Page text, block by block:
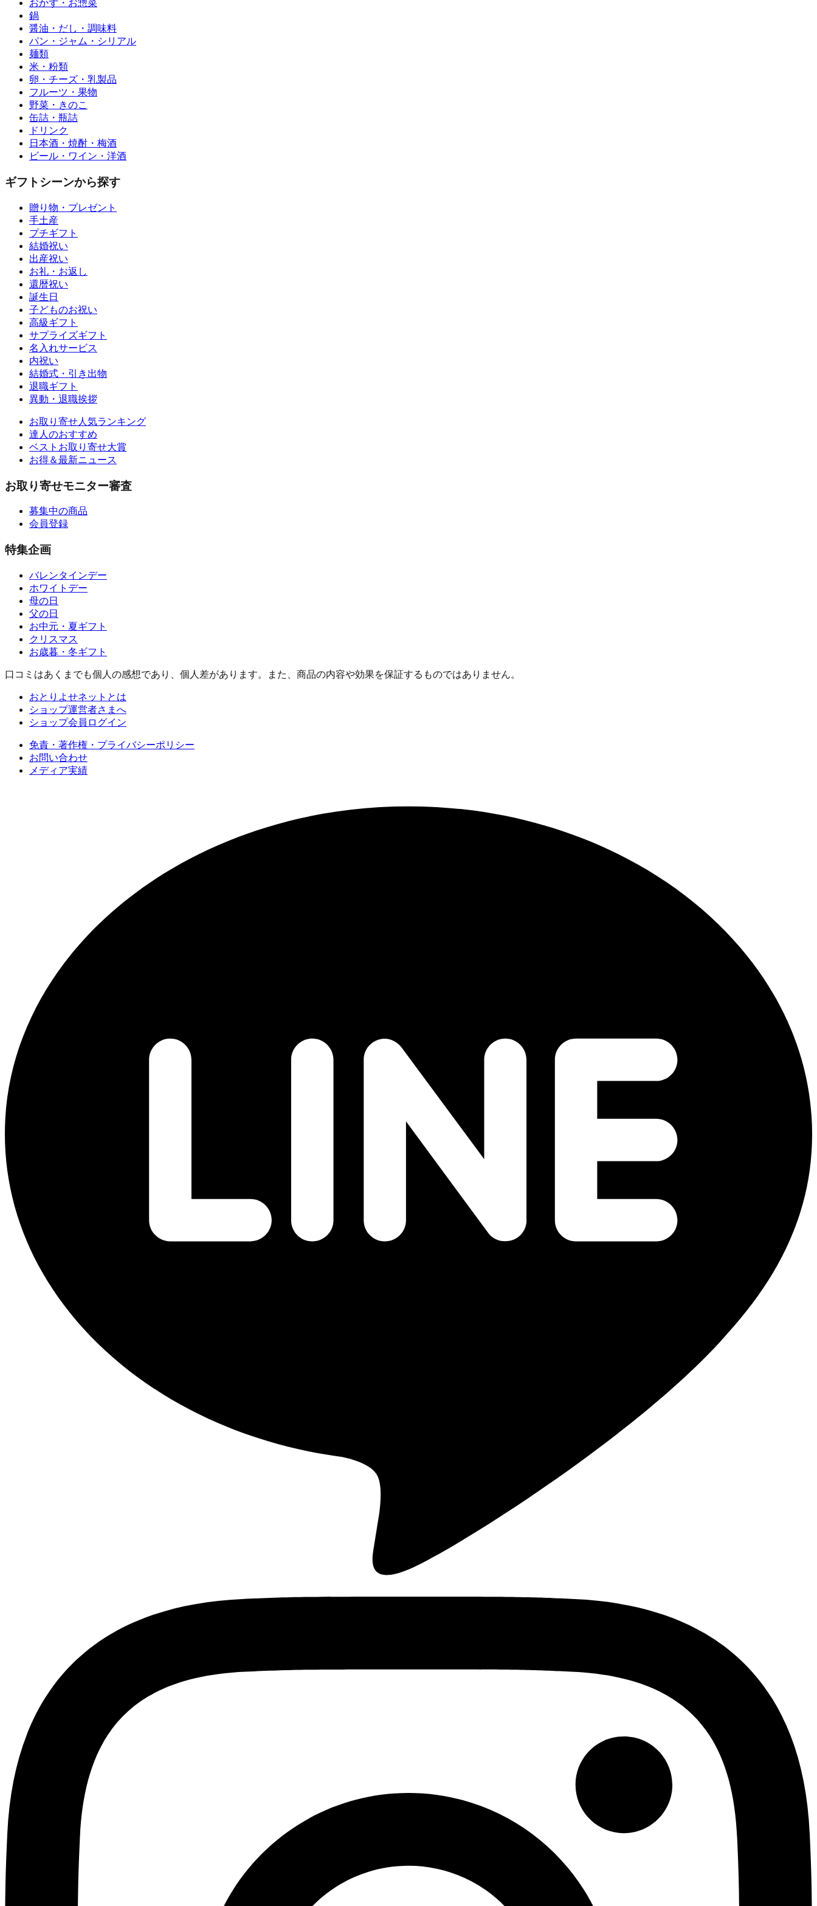
おかず・お惣菜
鍋
醤油・だし・調味料
パン・ジャム・シリアル
麺類
米・粉類
卵・チーズ・乳製品
フルーツ・果物
野菜・きのこ
缶詰・瓶詰
ドリンク
日本酒・焼酎・梅酒
ビール・ワイン・洋酒
ギフトシーンから探す
贈り物・プレゼント
手土産
プチギフト
結婚祝い
出産祝い
お礼・お返し
還暦祝い
誕生日
子どものお祝い
高級ギフト
サプライズギフト
名入れサービス
内祝い
結婚式・引き出物
退職ギフト
異動・退職挨拶
お取り寄せ人気ランキング
達人のおすすめ
ベストお取り寄せ大賞
お得＆最新ニュース
お取り寄せモニター審査
募集中の商品
会員登録
特集企画
バレンタインデー
ホワイトデー
母の日
父の日
お中元・夏ギフト
クリスマス
お歳暮・冬ギフト
口コミはあくまでも個人の感想であり、個人差があります。また、商品の内容や効果を保証するものではありません。
おとりよせネットとは
ショップ運営者さまへ
ショップ会員ログイン
免責・著作権・プライバシーポリシー
お問い合わせ
メディア実績